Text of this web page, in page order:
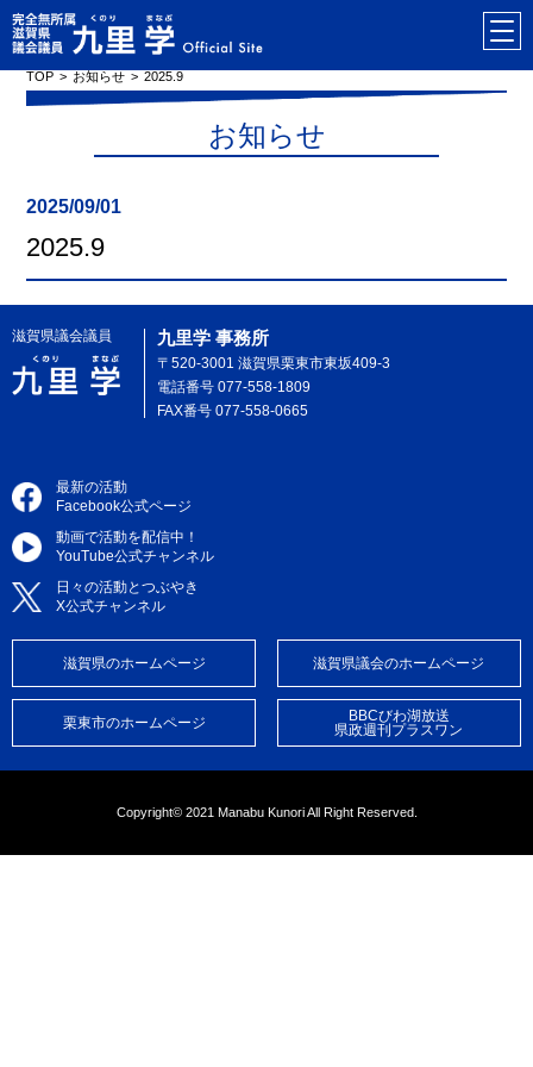
TOP お知らせ 2025.9
お知らせ
2025/09/01
2025.9
滋賀県議会議員 九里学 事務所
〒520-3001 滋賀県栗東市東坂409-3
電話番号 077-558-1809
FAX番号 077-558-0665
最新の活動
Facebook公式ページ
動画で活動を配信中！
YouTube公式チャンネル
日々の活動とつぶやき
X公式チャンネル
滋賀県のホームページ 滋賀県議会のホームページ
栗東市のホームページ
BBCびわ湖放送
県政週刊プラスワン
Copyright© 2021 Manabu Kunori All Right Reserved.